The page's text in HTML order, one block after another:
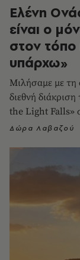
Ελένη
είναι ο
στον
υπάρχω»
Μιλήσαμε με
διεθνή
the Light Falls»
Δώρα Λαβαζού